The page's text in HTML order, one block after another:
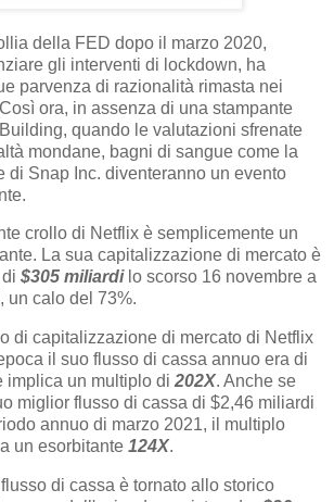
della FED dopo il marzo 2020,
gli interventi di lockdown, ha
parvenza di razionalità rimasta nei
ora, in assenza di una stampante
quando le valutazioni sfrenate
mondane, bagni di sangue come la
di Snap Inc. diventeranno un evento
crollo di Netflix è semplicemente un
La sua capitalizzazione di mercato è
$305 miliardilo scorso 16 novembre a
un calo del 73%.
di capitalizzazione di mercato di Netflix
il suo flusso di cassa annuo era di
implica un multiplo di 202X. Anche se
miglior flusso di cassa di $2,46 miliardi
annuo di marzo 2021, il multiplo
un esorbitante 124X.
di cassa è tornato allo storico